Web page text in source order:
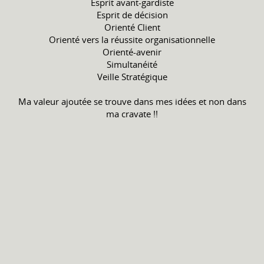
Esprit de décision
Orienté Client
Orienté vers la réussite organisationnelle
Orienté-avenir
Simultanéité
Veille Stratégique
Ma valeur ajoutée se trouve dans mes idées et non dans
ma cravate !!